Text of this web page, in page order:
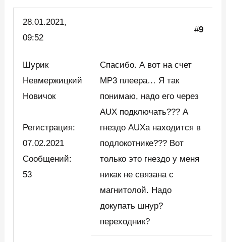
28.01.2021,
09:52
#9
Шурик
Невмержицкий
Новичок
Регистрация:
07.02.2021
Сообщений:
53
Спасибо. А вот на счет
МР3 плеера… Я так
понимаю, надо его через
AUX подключать??? А
гнездо AUXа находится в
подлокотнике??? Вот
только это гнездо у меня
никак не связана с
магнитолой. Надо
докупать шнур?
переходник?